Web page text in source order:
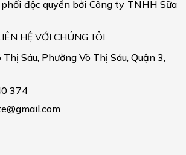
độc quyền bởi Công ty TNHH Sữa
HỆ VỚI CHÚNG TÔI
Sáu, Phường Võ Thị Sáu, Quận 3,
374